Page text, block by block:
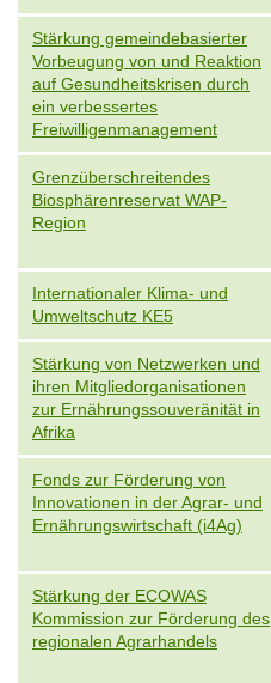
Stärkung gemeindebasierter
Vorbeugung von und Reaktion
auf Gesundheitskrisen durch
ein verbessertes
Freiwilligenmanagement
Grenzüberschreitendes
Biosphärenreservat WAP-
Region
Internationaler Klima- und
Umweltschutz KE5
Stärkung von Netzwerken und
ihren Mitgliedorganisationen
zur Ernährungssouveränität in
Afrika
Fonds zur Förderung von
Innovationen in der Agrar- und
Ernährungswirtschaft (i4Ag)
Stärkung der ECOWAS
Kommission zur Förderung des
regionalen Agrarhandels